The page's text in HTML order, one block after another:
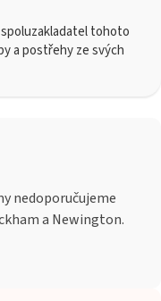
tohoto
a postřehy ze svých
nedoporučujeme
a Newington.